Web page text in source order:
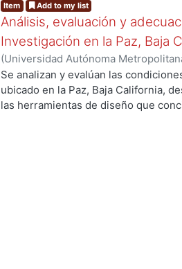
Item Add to my list
Análisis, evaluación y
Investigación en la Paz, Baja
(Universidad Autónoma
de Servicios de Información.,1999-
Se analizan y evalúan las
ubicado en la Paz, Baja California,
las herramientas de diseño que